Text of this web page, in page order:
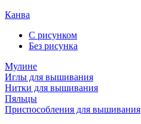
Канва
С рисунком
Без рисунка
Мулине
Иглы для вышивания
Нитки для вышивания
Пяльцы
Приспособления для вышивания